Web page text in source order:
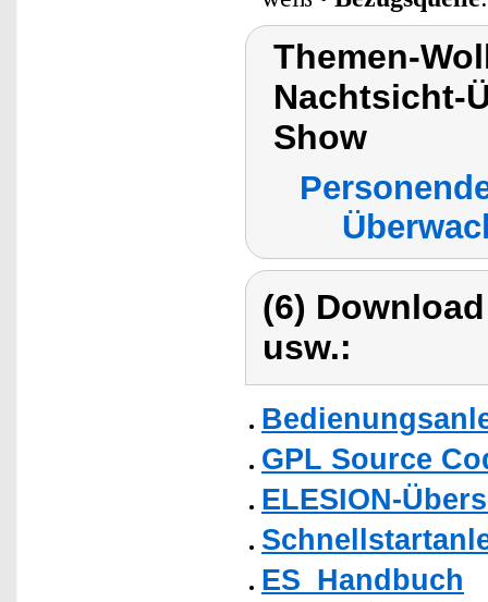
Themen-
Nachtsicht-
Show
(6)
usw.:
GPL Source
ELESION-
ES_Handbuch